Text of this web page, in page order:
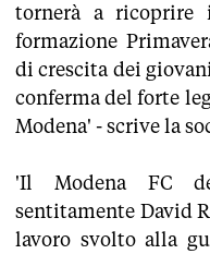
tornerà a
formazione
di crescita dei
conferma del forte
Modena' - scrive la
'Il Modena FC
sentitamente David
lavoro svolto alla